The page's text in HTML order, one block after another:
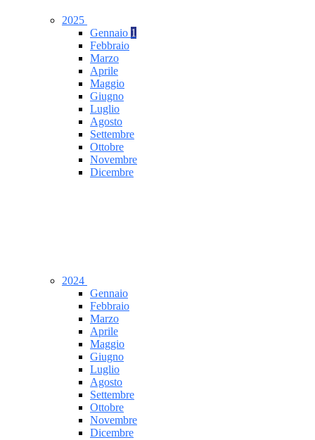
2025
Gennaio 1
Febbraio
Marzo
Aprile
Maggio
Giugno
Luglio
Agosto
Settembre
Ottobre
Novembre
Dicembre
2024
Gennaio
Febbraio
Marzo
Aprile
Maggio
Giugno
Luglio
Agosto
Settembre
Ottobre
Novembre
Dicembre